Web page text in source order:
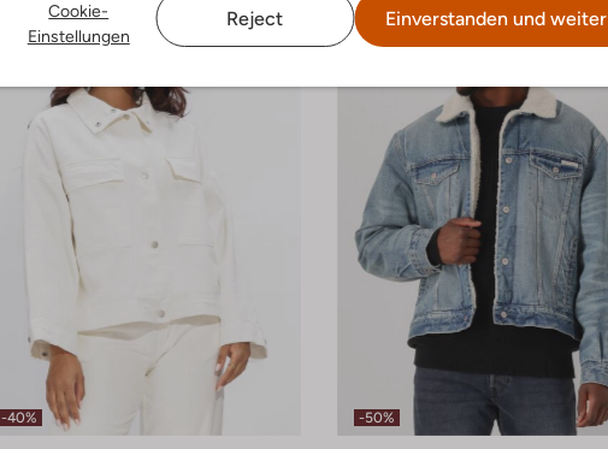
Cookie-
Einstellungen
Reject Einverstanden und weiter
-40% -50%